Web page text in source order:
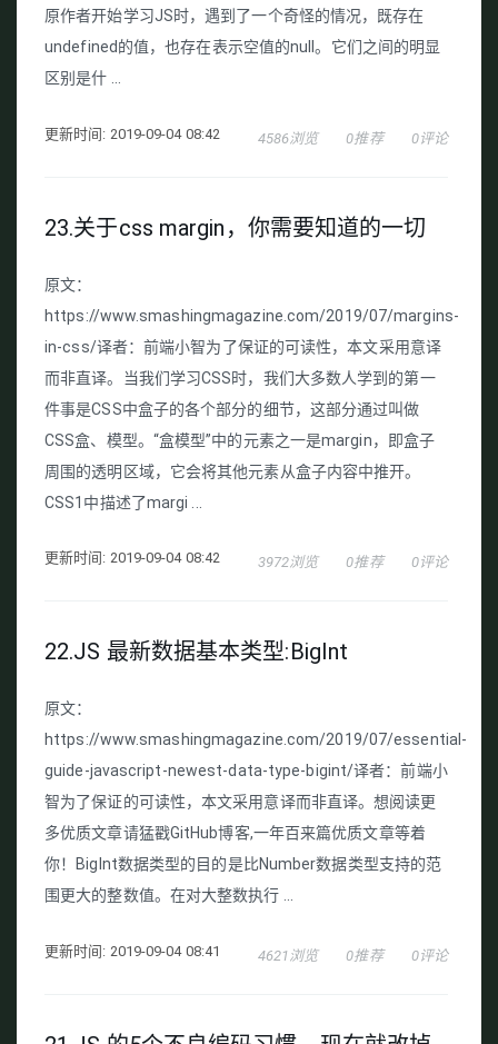
原作者开始学习JS时，遇到了一个奇怪的情况，既存在
undefined的值，也存在表示空值的null。它们之间的明显
区别是什 ...
更新时间: 2019-09-04 08:42 4586浏览 0推荐 0评论
23.关于css margin，你需要知道的一切
原文：
https://www.smashingmagazine.com/2019/07/margins-
in-css/译者：前端小智为了保证的可读性，本文采用意译
而非直译。当我们学习CSS时，我们大多数人学到的第一
件事是CSS中盒子的各个部分的细节，这部分通过叫做
CSS盒、模型。“盒模型”中的元素之一是margin，即盒子
周围的透明区域，它会将其他元素从盒子内容中推开。
CSS1中描述了margi ...
更新时间: 2019-09-04 08:42 3972浏览 0推荐 0评论
22.JS 最新数据基本类型:BigInt
原文：
https://www.smashingmagazine.com/2019/07/essential-
guide-javascript-newest-data-type-bigint/译者：前端小
智为了保证的可读性，本文采用意译而非直译。想阅读更
多优质文章请猛戳GitHub博客,一年百来篇优质文章等着
你！BigInt数据类型的目的是比Number数据类型支持的范
围更大的整数值。在对大整数执行 ...
更新时间: 2019-09-04 08:41 4621浏览 0推荐 0评论